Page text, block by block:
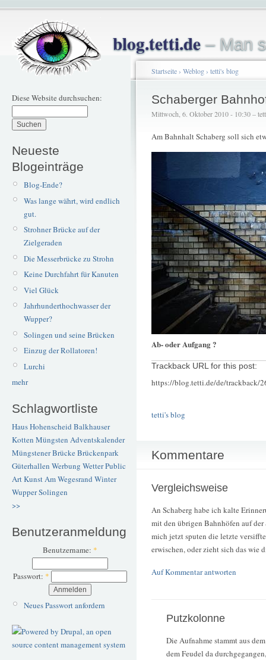
blog.tetti.de– Man
Diese Website durchsuchen:
Neueste
Blogeinträge
Blog-Ende?
Was lange währt, wird endlich
gut.
Strohner Brücke auf der
Zielgeraden
Die Messerbrücke zu Strohn
Keine Durchfahrt für Kanuten
Viel Glück
Jahrhunderthochwasser der
Wupper?
Solingen und seine Brücken
Einzug der Rollatoren!
Lurchi
mehr
Schlagwortliste
Haus Hohenscheid Balkhauser
Kotten Müngsten Adventskalender
Müngstener BrückeBrückenpark
Güterhallen Werbung WetterPublic
ArtKunstAm Wegesrand Winter
WupperSolingen
>>
Benutzeranmeldung
Benutzername: *
Passwort: *
Neues Passwort anfordern
Startseite› Weblog› tetti's blog
Schaberger
Mittwoch, 6. Oktober 2010 - 10:30 –
Am Bahnhalt Schaberg soll sich
Ab- oder Aufgang ?
Trackback URL for this post:
https://blog.tetti.de/de/trackback/
tetti's blog
Kommentare
Vergleichsweise
An Schaberg habe ich kalte
mit den übrigen Bahnhöfen auf
mich jetzt sputen die letzte
erwischen, oder zieht sich das wie
Auf Kommentar antworten
Putzkolonne
Die Aufnahme stammt aus
dem Feudel da